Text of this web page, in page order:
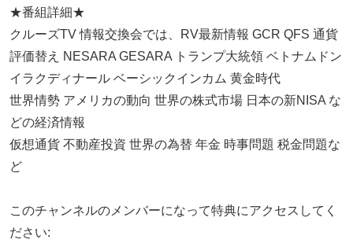
★番組詳細★
クルーズTV 情報交換会では、RV最新情報 GCR QFS 通貨
評価替え NESARA GESARA トランプ大統領 ベトナムドン
イラクディナール ベーシックインカム 黄金時代
世界情勢 アメリカの動向 世界の株式市場 日本の新NISA な
どの経済情報
仮想通貨 不動産投資 世界の為替 年金 時事問題 税金問題な
ど
このチャンネルのメンバーになって特典にアクセスしてく
ださい: